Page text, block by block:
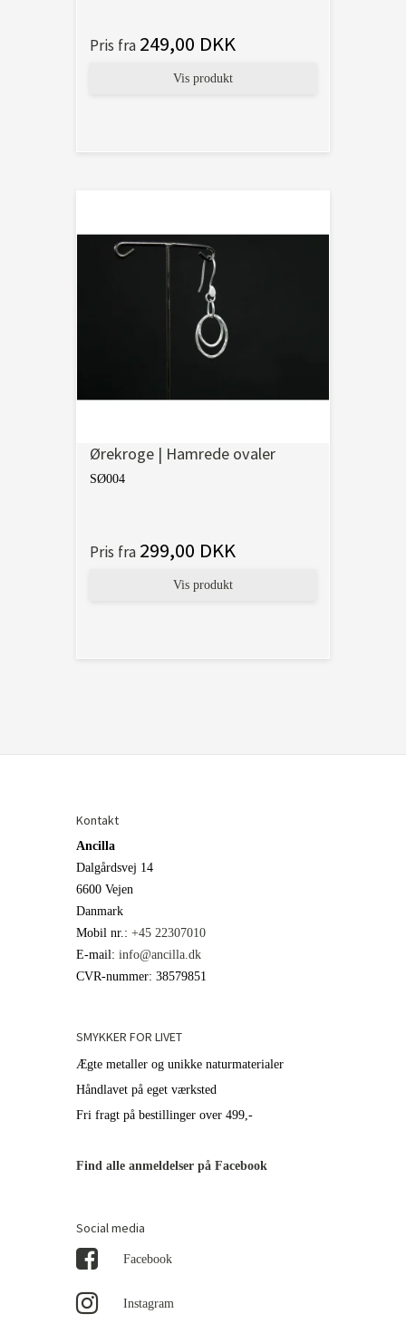
Pris fra 249,00 DKK
Vis produkt
Ørekroge | Hamrede ovaler
SØ004
Pris fra 299,00 DKK
Vis produkt
Kontakt
Ancilla
Dalgårdsvej 14
6600 Vejen
Danmark
Mobil nr. : +45 22307010
E-mail : info@ancilla.dk
CVR-nummer: 38579851
SMYKKER FOR LIVET
Ægte metaller og unikke naturmaterialer
Håndlavet på eget værksted
Fri fragt på bestillinger over 499,-
Find alle anmeldelser på Facebook
Social media
Facebook
Instagram